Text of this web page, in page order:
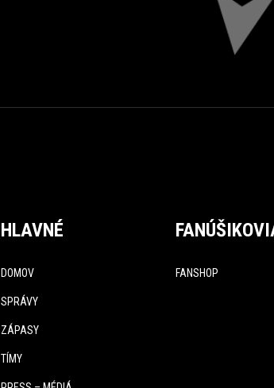
HLAVNÉ
DOMOV
SPRÁVY
ZÁPASY
TÍMY
FANSHOP